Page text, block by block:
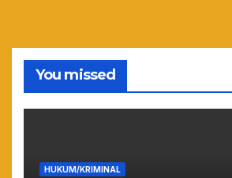
You missed
HUKUM/KRIMINAL